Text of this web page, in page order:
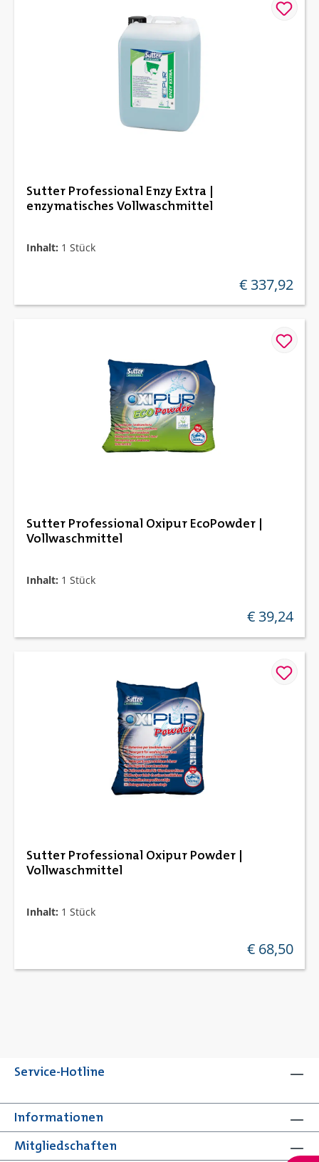
Sutter Professional Enzy Extra |
enzymatisches Vollwaschmittel
Inhalt: 1 Stück
regulärer preis:
€ 337,92
Sutter Professional Oxipur EcoPowder |
Vollwaschmittel
Inhalt: 1 Stück
regulärer
€ 39,24
Sutter Professional Oxipur Powder |
Vollwaschmittel
Inhalt: 1 Stück
regulärer
€ 68,50
Service-Hotline
Mitgliedschaften
Informationen